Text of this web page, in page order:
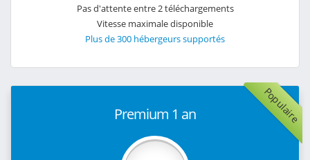
Pas d'attente entre 2 téléchargements
Vitesse maximale disponible
Plus de 300 hébergeurs supportés
Populaire
Premium 1 an